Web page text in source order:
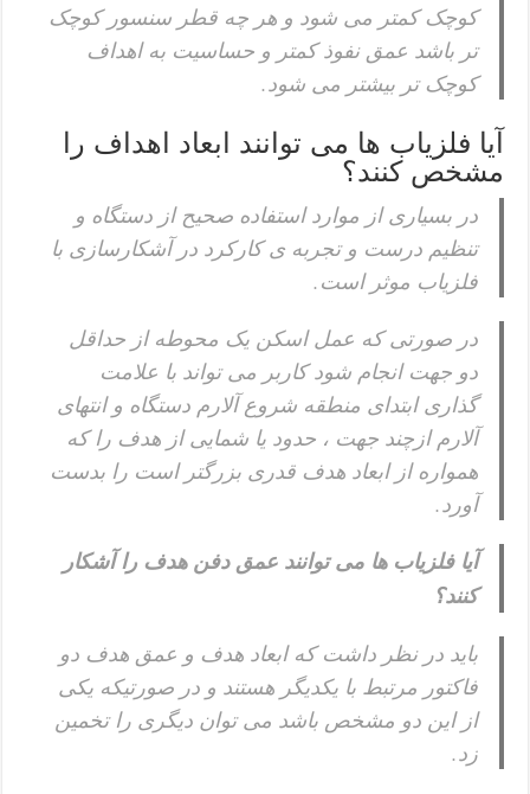
کوچک کمتر می شود و هر چه قطر سنسور کوچک
تر باشد عمق نفوذ کمتر و حساسیت به اهداف
کوچک تر بیشتر می شود.
آیا فلزیاب ها می توانند ابعاد اهداف را
مشخص کنند؟
در بسیاری از موارد استفاده صحیح از دستگاه و
تنظیم درست و تجربه ی کارکرد در آشکارسازی با
فلزیاب موثر است.
در صورتی که عمل اسکن یک محوطه از حداقل
دو جهت انجام شود کاربر می تواند با علامت
گذاری ابتدای منطقه شروع آلارم دستگاه و انتهای
آلارم ازچند جهت ، حدود یا شمایی از هدف را که
همواره از ابعاد هدف قدری بزرگتر است را بدست
آورد.
آیا فلزیاب ها می توانند عمق دفن هدف را آشکار
کنند؟
باید در نظر داشت که ابعاد هدف و عمق هدف دو
فاکتور مرتبط با یکدیگر هستند و در صورتیکه یکی
از این دو مشخص باشد می توان دیگری را تخمین
زد.